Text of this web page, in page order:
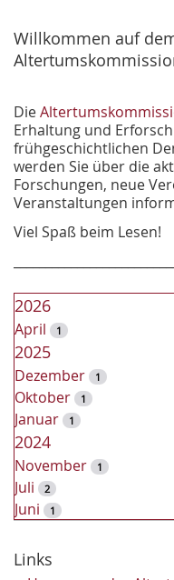
e
Willkommen auf
Die
Erhaltung und
frühgeschichtlichen
werden Sie über die
Forschungen, neue
Veranstaltungen
Viel Spaß beim Lesen!
2026
April 1
2025
Dezember 1
Oktober 1
Januar 1
2024
November 1
Juli 2
Juni 1
Dezember
Links